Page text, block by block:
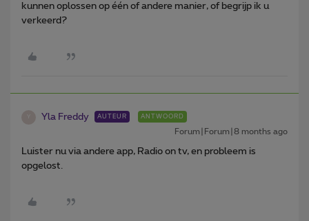
kunnen oplossen op één of andere manier, of begrijp ik u
verkeerd?
Yla Freddy AUTEUR ANTWOORD
Forum|Forum|8 months ago
Luister nu via andere app, Radio on tv, en probleem is
opgelost.